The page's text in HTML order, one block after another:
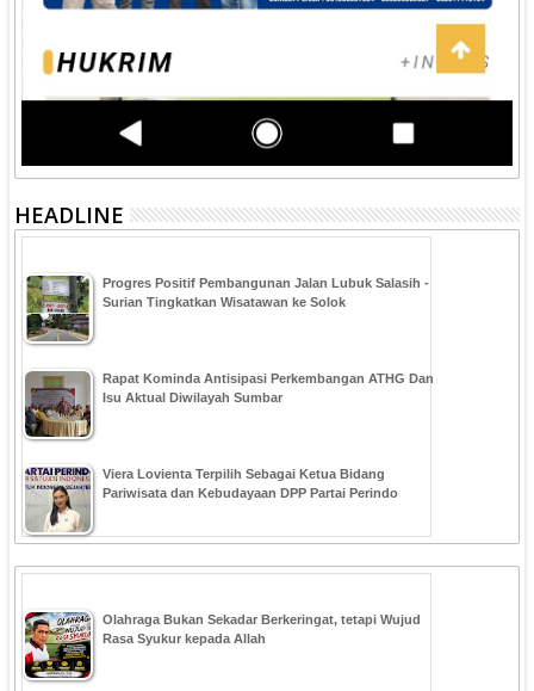
HEADLINE
Progres Positif Pembangunan Jalan Lubuk Salasih -
Surian Tingkatkan Wisatawan ke Solok
Rapat Kominda Antisipasi Perkembangan ATHG Dan
Isu Aktual Diwilayah Sumbar
Viera Lovienta Terpilih Sebagai Ketua Bidang
Pariwisata dan Kebudayaan DPP Partai Perindo
Olahraga Bukan Sekadar Berkeringat, tetapi Wujud
Rasa Syukur kepada Allah